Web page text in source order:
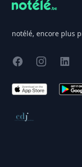
notélé, encore plus
FacebookInstagram
X
App Store
Conseil de